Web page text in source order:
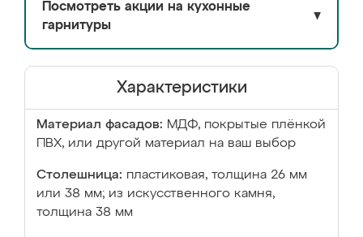
Посмотреть акции на кухонные
гарнитуры
▼
Характеристики
Материал фасадов: МДФ, покрытые плёнкой
ПВХ, или другой материал на ваш выбор
Столешница: пластиковая, толщина 26 мм
или 38 мм; из искусственного камня,
толщина 38 мм